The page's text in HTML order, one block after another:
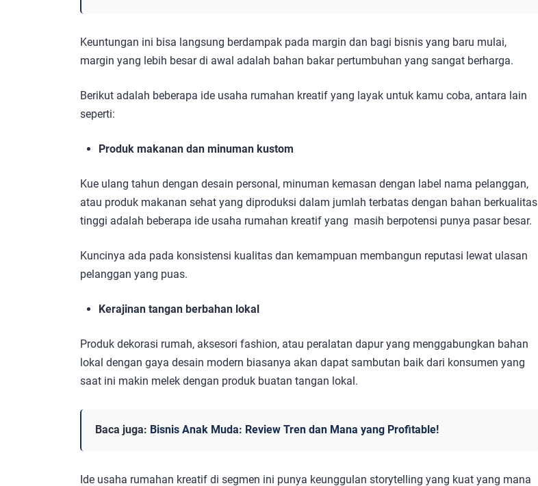
Keuntungan ini bisa langsung berdampak pada margin dan bagi bisnis yang baru mulai,
margin yang lebih besar di awal adalah bahan bakar pertumbuhan yang sangat berharga.
Berikut adalah beberapa ide usaha rumahan kreatif yang layak untuk kamu coba, antara lain
seperti:
Produk makanan dan minuman kustom
Kue ulang tahun dengan desain personal, minuman kemasan dengan label nama pelanggan,
atau produk makanan sehat yang diproduksi dalam jumlah terbatas dengan bahan berkualitas
tinggi adalah beberapa ide usaha rumahan kreatif yang masih berpotensi punya pasar besar.
Kuncinya ada pada konsistensi kualitas dan kemampuan membangun reputasi lewat ulasan
pelanggan yang puas.
Kerajinan tangan berbahan lokal
Produk dekorasi rumah, aksesori fashion, atau peralatan dapur yang menggabungkan bahan
lokal dengan gaya desain modern biasanya akan dapat sambutan baik dari konsumen yang
saat ini makin melek dengan produk buatan tangan lokal.
Baca juga: Bisnis Anak Muda: Review Tren dan Mana yang Profitable!
Ide usaha rumahan kreatif di segmen ini punya keunggulan storytelling yang kuat yang mana